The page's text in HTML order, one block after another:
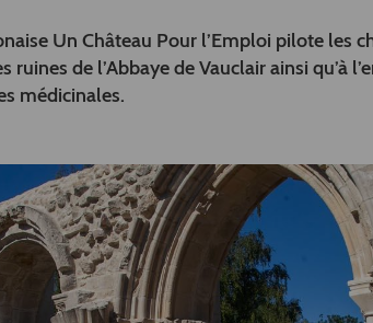
Un Château Pour l’Emploi pilote les
de l’Abbaye de Vauclair ainsi qu’à
médicinales.